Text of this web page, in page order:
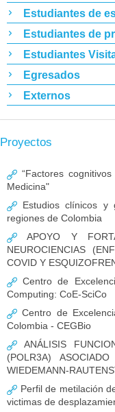
Estudiantes de
Estudiantes de
Estudiantes
Egresados
Externos
Proyectos
“Factores
Medicina"
Estudios clínicos y
regiones de Colombia
APOYO Y
NEUROCIENCIAS
COVID Y
Centro de
Computing: CoE-SciCo
Centro de
Colombia - CEGBio
ANÁLISIS
(POLR3A)
WIEDEMANN-
Perfil de metilación
victimas de